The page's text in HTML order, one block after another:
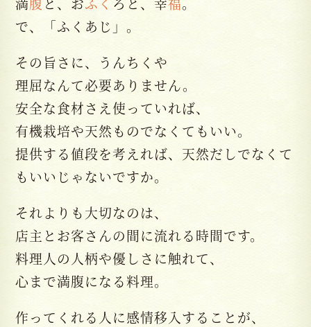
で、「ふくあじ」。
その旨さに、うんちくや
理屈なんて必要ありません。
安全な食材さえ使っていれば、
有機栽培や天然ものでなくてもいい。
提供する値段を考えれば、天然だしでなくて
もいいじゃないですか。
それよりも大切なのは、
店主とお客さんの間に流れる時間です。
料理人の人柄や優しさに触れて、
心まで満腹になる料理。
作ってくれる人に感情移入することが、